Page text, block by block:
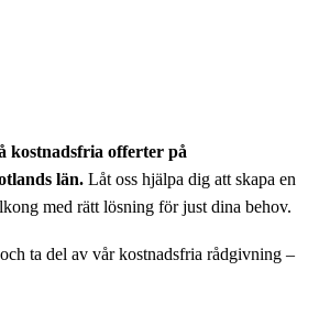
kostnadsfria offerter på
län. Låt oss hjälpa dig att skapa en
med rätt lösning för just dina behov.
och ta del av vår kostnadsfria rådgivning –